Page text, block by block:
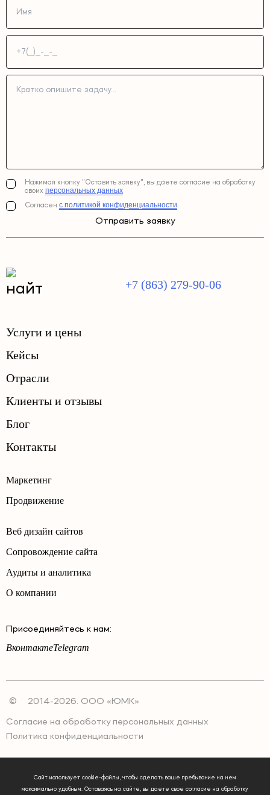
Нажимая кнопку "Оставить заявку", вы даете согласие на обработку
своих персональных данных
Согласен с политикой конфиденциальности
Отправить заявку
+7 (863) 279-90-06
Маркетинг
Продвижение
Веб дизайн сайтов
Сопровождение сайта
Аудиты и аналитика
О компании
Присоединяйтесь к нам:
ВконтактеTelegram
Услуги и цены
Кейсы
Отрасли
Клиенты и отзывы
Блог
Контакты
© 2014-2026. ООО «ЮМК»
Согласие на обработку персональных данных
Политика конфиденциальности
Сайт использует cookie-файлы, чтобы сделать ваше пребывание на нем
максимально удобным. Оставаясь на сайте, вы даете свое согласие на обработку